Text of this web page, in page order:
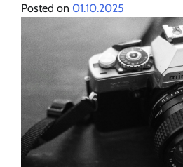
Posted on 01.10.2025